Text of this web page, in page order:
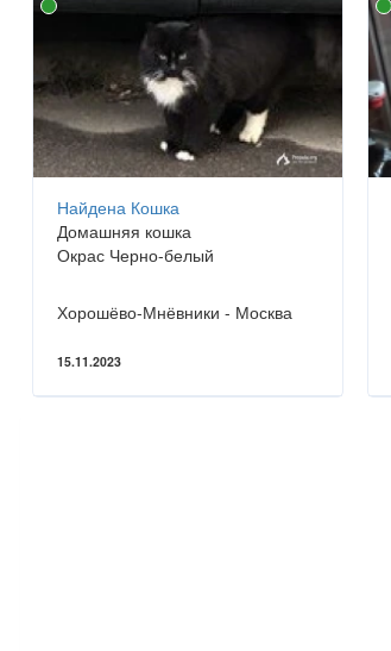
Найдена Кошка
Домашняя кошка
Окрас Черно-белый
Хорошёво-Мнёвники - Москва
15.11.2023